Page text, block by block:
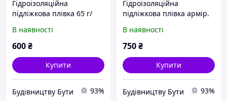
Гідроізоляційна
підліжкова плівка 65 г/
(75 м2)
В наявності
600₴
Купити
Будівництву Бути 93%
Гідроізоляційна
підліжкова плівка армір.
YELLOW FOIL MP (75м2)
В наявності
750₴
Купити
Будівництву Бути 93%